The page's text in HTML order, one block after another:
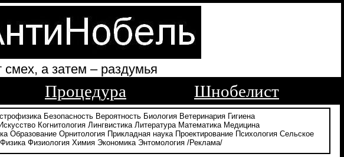
а затем – раздумья
Процедура Шнобелист
Безопасность Вероятность Биология Ветеринария Гигиена
Искусство Когнитология Лингвистика Литература Математика Медицина
Образование Орнитология Прикладная наука Проектирование Психология Сельское
Физика Физиология Химия Экономика Энтомология /Реклама/